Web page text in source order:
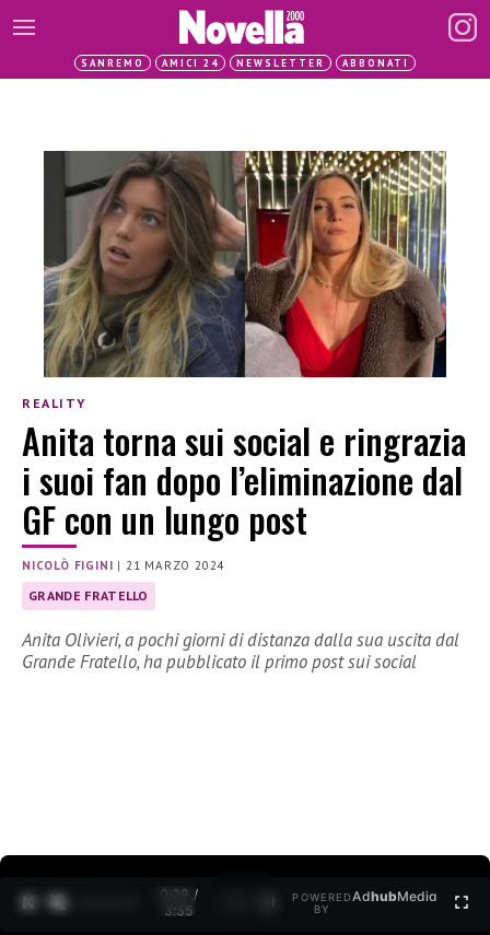
SANREMO AMICI 24 NEWSLETTER ABBONATI
REALITY
Anita torna sui social e ringrazia
i suoi fan dopo l’eliminazione dal
GF con un lungo post
NICOLÒ FIGINI | 21 MARZO 2024
GRANDE FRATELLO
Anita Olivieri, a pochi giorni di distanza dalla sua uscita dal
Grande Fratello, ha pubblicato il primo post sui social
0:30 /
3:35
POWERED
BY
AdhubMedia